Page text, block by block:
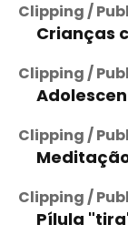
Clipping /
Crianças
Clipping /
Clipping /
Clipping /
Pílula